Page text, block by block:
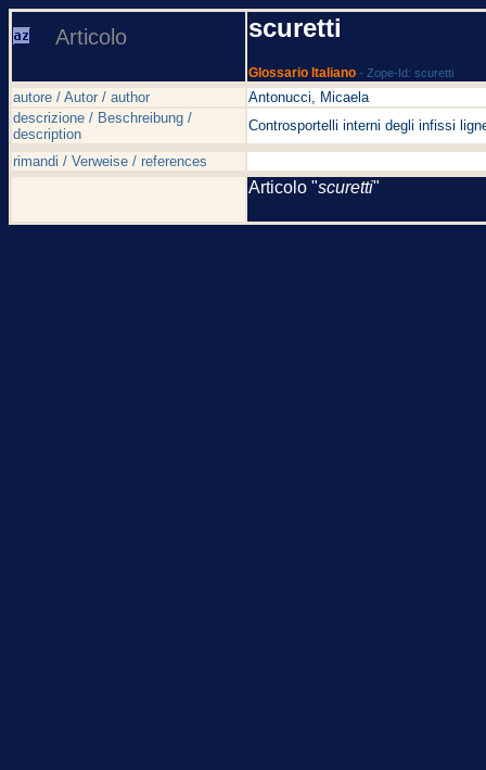
Articolo scuretti
Glossario Italiano - Zope-Id: scuretti
autore / Autor / author
Antonucci, Micaela
descrizione / Beschreibung /
description
Controsportelli interni degli infissi
rimandi / Verweise / references
Articolo "scuretti"